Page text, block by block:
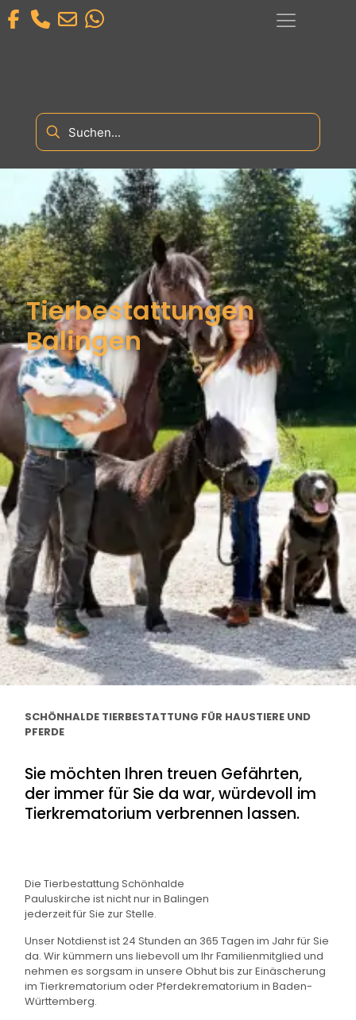
Tierbestattungen
Balingen
SCHÖNHALDE TIERBESTATTUNG FÜR HAUSTIERE UND
PFERDE
Sie möchten Ihren treuen Gefährten,
der immer für Sie da war, würdevoll im
Tierkrematorium verbrennen lassen.
DieTierbestattung Schönhalde
Pauluskirche ist nicht nur in Balingen
jederzeit für Sie zur Stelle.
Unser Notdienst ist 24 Stunden an 365 Tagen im Jahr für Sie
da. Wir kümmern uns liebevoll um Ihr Familienmitglied und
nehmen es sorgsam in unsere Obhut bis zur Einäscherung
im Tierkrematorium oder Pferdekrematorium in Baden-
Württemberg.